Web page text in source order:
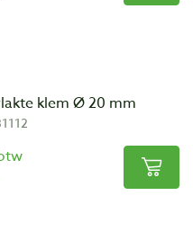
klem Ø 20 mm